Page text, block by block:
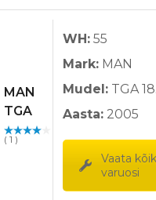
MAN
TGA
18.480-
5640
Hinnan
guga
( 1 )
WH: 55
Mark: MAN
Mudel: TGA
Aasta: 2005
Vaata
varuosi